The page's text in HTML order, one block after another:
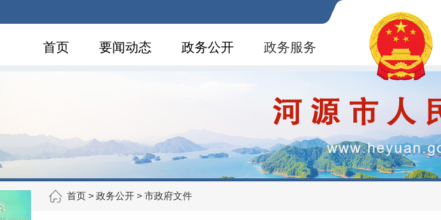
首页 要闻动态 政务公开 政务服务
首页 > 政务公开 > 市政府文件